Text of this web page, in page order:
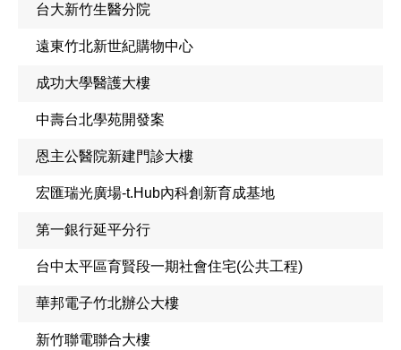
台大新竹生醫分院
遠東竹北新世紀購物中心
成功大學醫護大樓
中壽台北學苑開發案
恩主公醫院新建門診大樓
宏匯瑞光廣場-t.Hub內科創新育成基地
第一銀行延平分行
台中太平區育賢段一期社會住宅(公共工程)
華邦電子竹北辦公大樓
新竹聯電聯合大樓